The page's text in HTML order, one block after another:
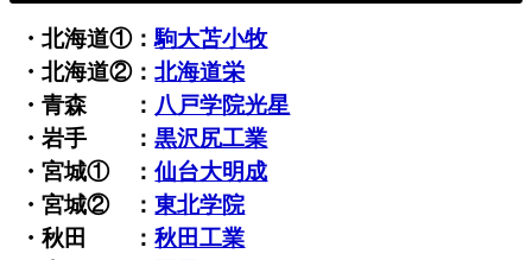
・北海道①：駒大苫小牧
・北海道②：北海道栄
・青森 ： 八戸学院光星
・岩手 ：黒沢尻工業
・宮城① ：仙台大明成
・宮城② ：東北学院
・秋田 ：秋田工業